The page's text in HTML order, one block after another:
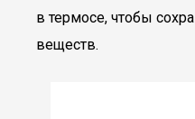
в термосе, чтобы
веществ.